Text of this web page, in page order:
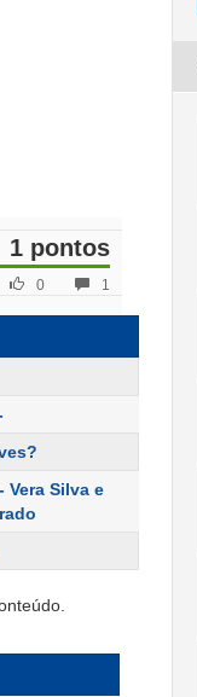
1 pontos
1
0
Vera Silva e